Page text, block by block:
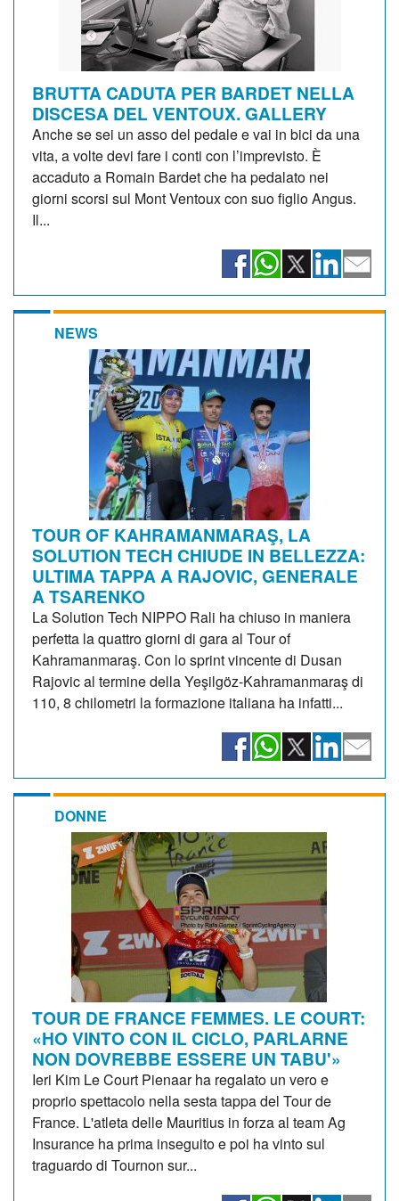
BRUTTA CADUTA PER BARDET NELLA
DISCESA DEL VENTOUX. GALLERY
Anche se sei un asso del pedale e vai in bici da una
vita, a volte devi fare i conti con l’imprevisto. È
accaduto a Romain Bardet che ha pedalato nei
giorni scorsi sul Mont Ventoux con suo figlio Angus.
Il...
NEWS
TOUR OF KAHRAMANMARAŞ, LA
SOLUTION TECH CHIUDE IN BELLEZZA:
ULTIMA TAPPA A RAJOVIC, GENERALE
A TSARENKO
La Solution Tech NIPPO Rali ha chiuso in maniera
perfetta la quattro giorni di gara al Tour of
Kahramanmaraş. Con lo sprint vincente di Dusan
Rajovic al termine della Yeşilgöz-Kahramanmaraş di
110, 8 chilometri la formazione italiana ha infatti...
DONNE
TOUR DE FRANCE FEMMES. LE COURT:
«HO VINTO CON IL CICLO, PARLARNE
NON DOVREBBE ESSERE UN TABU'»
Ieri Kim Le Court Pienaar ha regalato un vero e
proprio spettacolo nella sesta tappa del Tour de
France. L'atleta delle Mauritius in forza al team Ag
Insurance ha prima inseguito e poi ha vinto sul
traguardo di Tournon sur...